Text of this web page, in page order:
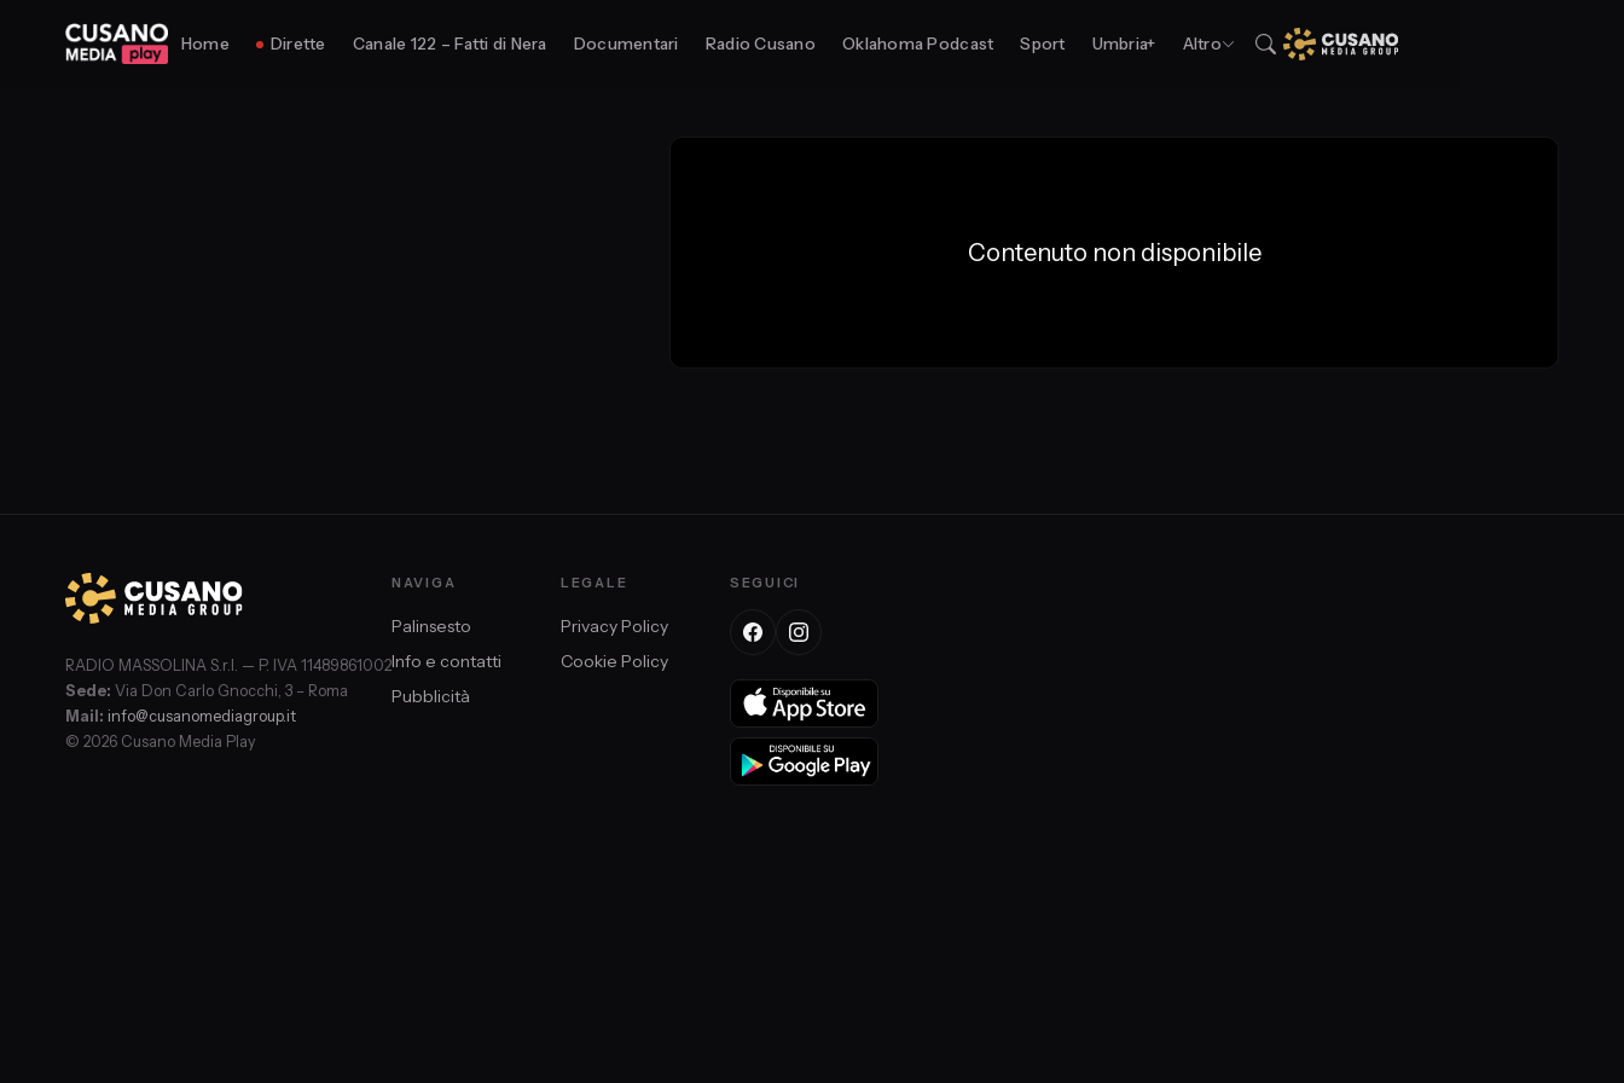
Home Dirette Canale 122 – Fatti di Nera Documentari Radio Cusano Oklahoma Podcast Sport Umbria+ Altro
Contenuto non disponibile
RADIO MASSOLINA S.r.l. — P. IVA 11489861002
Sede: Via Don Carlo Gnocchi, 3 – Roma
Mail: info@cusanomediagroup.it
© 2026 Cusano Media Play
NAVIGA
Palinsesto
Info e contatti
Pubblicità
LEGALE
Privacy Policy
Cookie Policy
SEGUICI